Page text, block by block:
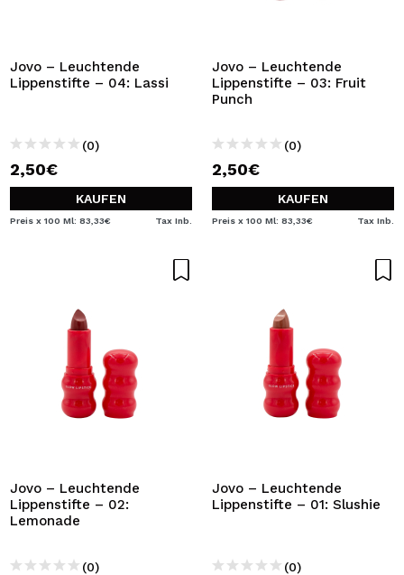
Jovo – Leuchtende
Lippenstifte – 04: Lassi
(0)
2,50€
KAUFEN
Preis x 100 Ml: 83,33€ Tax Inb.
Jovo – Leuchtende
Lippenstifte – 03: Fruit
Punch
(0)
2,50€
KAUFEN
Preis x 100 Ml: 83,33€ Tax Inb.
Jovo – Leuchtende
Lippenstifte – 02:
Lemonade
(0)
Jovo – Leuchtende
Lippenstifte – 01: Slushie
(0)